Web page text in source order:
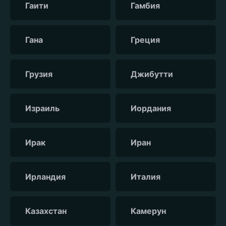
Гаити Гамбия
Гана Греция
Грузия Джибутти
Израиль Иордания
Ирак Иран
Ирландия Италия
Казахстан Камерун